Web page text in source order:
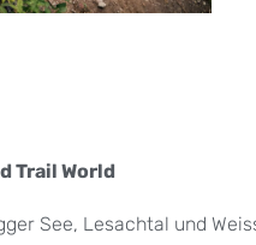
Trail World
See, Lesachtal und